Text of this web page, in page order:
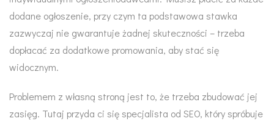
dodane ogłoszenie, przy czym ta podstawowa stawka
zazwyczaj nie gwarantuje żadnej skuteczności – trzeba
dopłacać za dodatkowe promowania, aby stać się
widocznym.
Problemem z własną stroną jest to, że trzeba zbudować jej
zasięg. Tutaj przyda ci się specjalista od SEO, który spróbuje